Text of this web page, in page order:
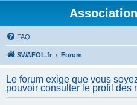
FAQ
SWAFOL.fr Forum
Le forum exige que vous
pouvoir consulter le profil des